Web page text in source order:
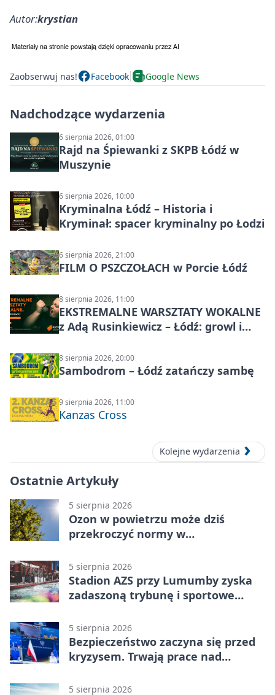
Autor:krystian
Zaobserwuj nas! Facebook Google News
Nadchodzące wydarzenia
6 sierpnia 2026, 01:00
Rajd na Śpiewanki z SKPB Łódź w
Muszynie
6 sierpnia 2026, 10:00
Kryminalna Łódź – Historia i
Kryminał: spacer kryminalny po Łodzi
6 sierpnia 2026, 21:00
FILM O PSZCZOŁACH w Porcie Łódź
8 sierpnia 2026, 11:00
EKSTREMALNE WARSZTATY WOKALNE
z Adą Rusinkiewicz – Łódź: growl i
8 sierpnia 2026, 20:00
Sambodrom – Łódź zatańczy sambę
9 sierpnia 2026, 11:00
Kanzas Cross
Kolejne wydarzenia
Ostatnie Artykuły
5 sierpnia 2026
Ozon w powietrzu może dziś
przekroczyć normy w
5 sierpnia 2026
Stadion AZS przy Lumumby zyska
zadaszoną trybunę i sportowe
5 sierpnia 2026
Bezpieczeństwo zaczyna się przed
kryzysem. Trwają prace nad
5 sierpnia 2026